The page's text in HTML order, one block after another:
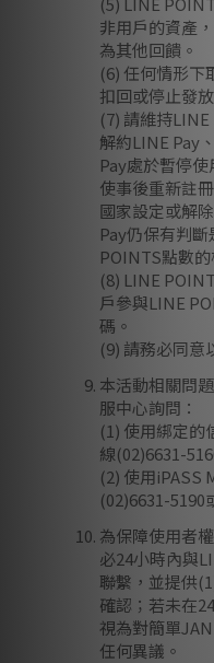
非用戶的資產
為其他回饋。
(6) 任何情形下
扣回或停止發放
(7) 請維持
解約LINE Pay
Pay處於暫停
使事後重新註
國家設定或解
Pay仍保有判
POINTS點數的
(8) LINE
戶參與LINE
碼。
(9) 請務必同意
本活動相關問
服中心詢問：
(1) 使用綁定的
線(02)6631-
(2) 使用iPASS
(02)6631-5190
為保障使用者
必24小時內與
聯繫，並提供
確認；若未在
視為對簡單
任何異議。